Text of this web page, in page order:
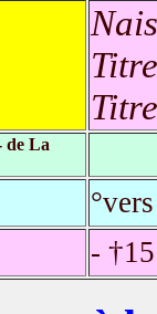
de La
-